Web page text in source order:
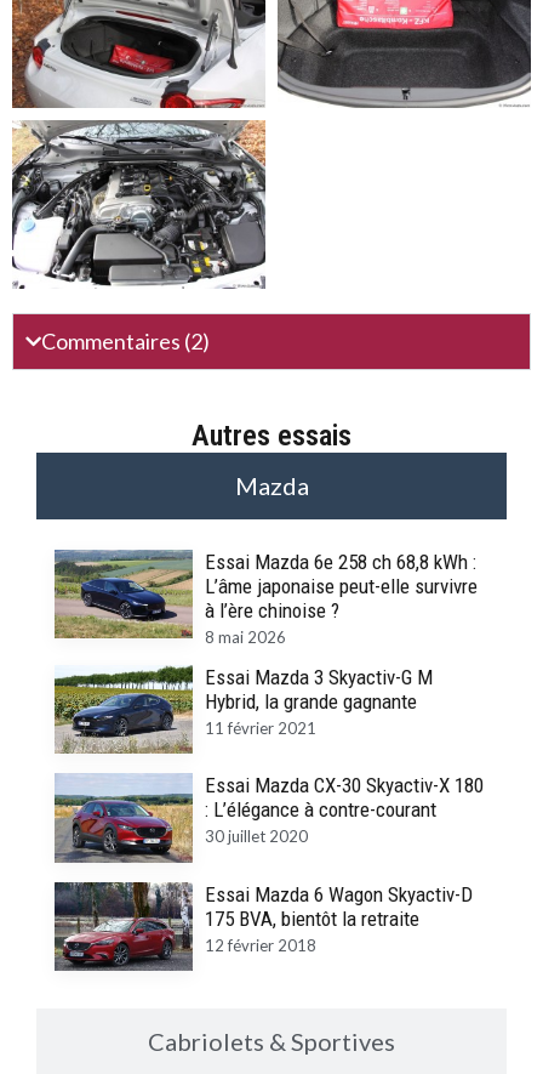
Commentaires (2)
Autres essais
Mazda
Cabriolets & Sportives
Essai Mazda 6e 258 ch 68,8 kWh :
L’âme japonaise peut-elle survivre
à l’ère chinoise ?
8 mai 2026
Essai Mazda 3 Skyactiv-G M
Hybrid, la grande gagnante
11 février 2021
Essai Mazda CX-30 Skyactiv-X 180
: L’élégance à contre-courant
30 juillet 2020
Essai Mazda 6 Wagon Skyactiv-D
175 BVA, bientôt la retraite
12 février 2018